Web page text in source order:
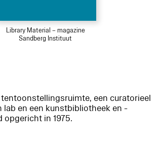
Library Material – magazine
Sandberg Instituut
een curatorieel
lab en een kunstbibliotheek en -
opgericht in 1975.